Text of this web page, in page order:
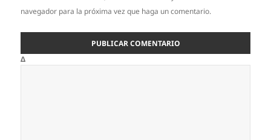
navegador para la próxima vez que haga un comentario.
Δ